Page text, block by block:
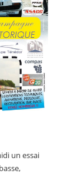
un essai